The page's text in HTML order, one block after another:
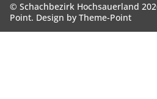
© Schachbezirk Hochsauerland
Point. Design byTheme-Point